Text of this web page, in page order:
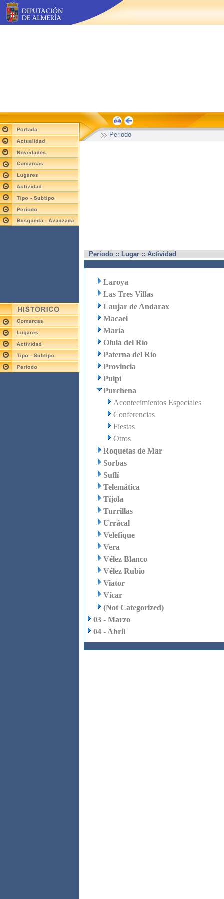
Periodo
Periodo :: Lugar :: Actividad
Laroya
Las Tres Villas
Laujar de Andarax
Macael
María
Olula del Río
Paterna del Río
Provincia
Pulpí
Purchena
Acontecimientos Especiales
Conferencias
Fiestas
Otros
Roquetas de Mar
Sorbas
Suflí
Telemática
Tíjola
Turrillas
Urrácal
Velefique
Vera
Vélez Blanco
Vélez Rubio
Viator
Vícar
(Not Categorized)
03 - Marzo
04 - Abril